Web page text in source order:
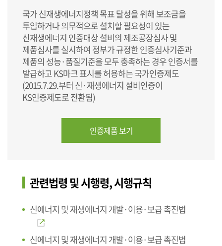
국가 신재생에너지정책 목표 달성을 위해 보조금을
투입하거나 의무적으로 설치할 필요성이 있는
신재생에너지 인증대상 설비의 제조공장심사 및
제품심사를 실시하여 정부가 규정한 인증심사기준과
제품의 성능·품질기준을 모두 충족하는 경우 인증서를
발급하고 KS마크 표시를 허용하는 국가인증제도
(2015.7.29.부터 신·재생에너지 설비인증이
KS인증제도로 전환됨)
인증제품 보기
관련법령 및 시행령, 시행규칙
신에너지 및 재생에너지 개발·이용·보급 촉진법
신에너지 및 재생에너지 개발·이용·보급 촉진법